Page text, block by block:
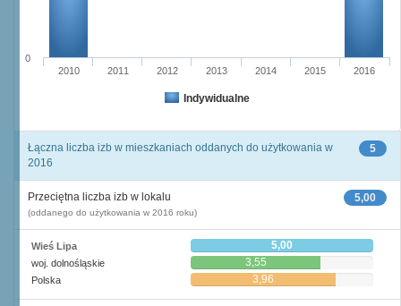
Indywidualne
2010 2011 2012 2013 2014 2015 2016
0
5
Łączna liczba izb w mieszkaniach oddanych do użytkowania w
2016
5,00
Przeciętna liczba izb w lokalu
(oddanego do użytkowania w 2016 roku)
Wieś Lipa 5,00
woj. dolnośląskie 3,55
Polska 3,96